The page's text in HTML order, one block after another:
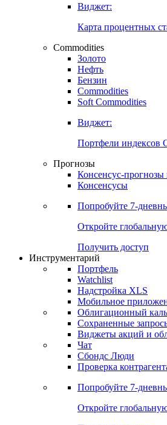
Виджет:
Карта процентных
Commodities
Золото
Нефть
Бензин
Commodities
Soft Commodities
Виджет:
Портфели индексов
Прогнозы
Консенсус-прогнозы
Консенсусы
Попробуйте 7-
Откройте
Получить доступ
Инструментарий
Портфель
Watchlist
Надстройка XLS
Мобильное
Облигационный
Сохраненные
Виджеты акций и
Чат
Сбондс Люди
Проверка
Попробуйте 7-
Откройте